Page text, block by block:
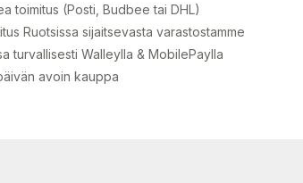
toimitus (Posti, Budbee tai DHL)
Ruotsissa sijaitsevasta varastostamme
turvallisesti Walleylla & MobilePaylla
avoin kauppa